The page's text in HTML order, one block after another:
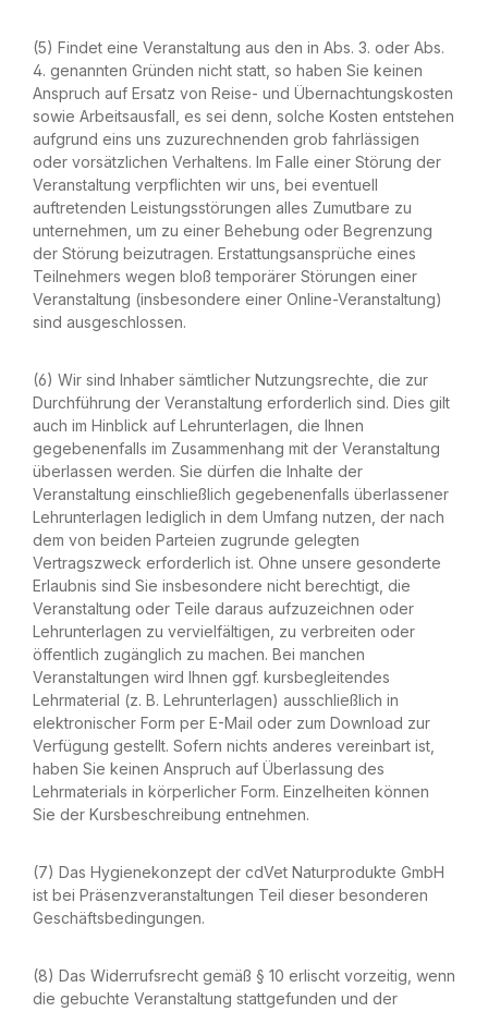
(5) Findet eine Veranstaltung aus den in Abs. 3. oder Abs.
4. genannten Gründen nicht statt, so haben Sie keinen
Anspruch auf Ersatz von Reise- und Übernachtungskosten
sowie Arbeitsausfall, es sei denn, solche Kosten entstehen
aufgrund eins uns zuzurechnenden grob fahrlässigen
oder vorsätzlichen Verhaltens. Im Falle einer Störung der
Veranstaltung verpflichten wir uns, bei eventuell
auftretenden Leistungsstörungen alles Zumutbare zu
unternehmen, um zu einer Behebung oder Begrenzung
der Störung beizutragen. Erstattungsansprüche eines
Teilnehmers wegen bloß temporärer Störungen einer
Veranstaltung (insbesondere einer Online-Veranstaltung)
sind ausgeschlossen.
(6) Wir sind Inhaber sämtlicher Nutzungsrechte, die zur
Durchführung der Veranstaltung erforderlich sind. Dies gilt
auch im Hinblick auf Lehrunterlagen, die Ihnen
gegebenenfalls im Zusammenhang mit der Veranstaltung
überlassen werden. Sie dürfen die Inhalte der
Veranstaltung einschließlich gegebenenfalls überlassener
Lehrunterlagen lediglich in dem Umfang nutzen, der nach
dem von beiden Parteien zugrunde gelegten
Vertragszweck erforderlich ist. Ohne unsere gesonderte
Erlaubnis sind Sie insbesondere nicht berechtigt, die
Veranstaltung oder Teile daraus aufzuzeichnen oder
Lehrunterlagen zu vervielfältigen, zu verbreiten oder
öffentlich zugänglich zu machen. Bei manchen
Veranstaltungen wird Ihnen ggf. kursbegleitendes
Lehrmaterial (z. B. Lehrunterlagen) ausschließlich in
elektronischer Form per E-Mail oder zum Download zur
Verfügung gestellt. Sofern nichts anderes vereinbart ist,
haben Sie keinen Anspruch auf Überlassung des
Lehrmaterials in körperlicher Form. Einzelheiten können
Sie der Kursbeschreibung entnehmen.
(7) Das Hygienekonzept der cdVet Naturprodukte GmbH
ist bei Präsenzveranstaltungen Teil dieser besonderen
Geschäftsbedingungen.
(8) Das Widerrufsrecht gemäß § 10 erlischt vorzeitig, wenn
die gebuchte Veranstaltung stattgefunden und der